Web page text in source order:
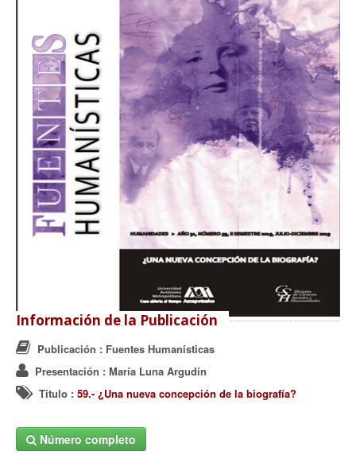
Información de la Publicación
Publicación : Fuentes Humanísticas
Presentación : María Luna Argudín
Titulo : 59.- ¿Una nueva concepción de la biografía?
Número completo